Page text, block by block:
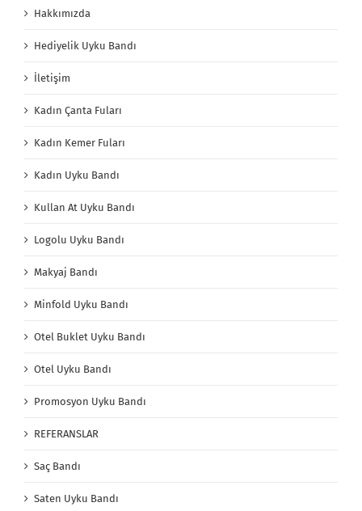
Hakkımızda
Hediyelik Uyku Bandı
İletişim
Kadın Çanta Fuları
Kadın Kemer Fuları
Kadın Uyku Bandı
Kullan At Uyku Bandı
Logolu Uyku Bandı
Makyaj Bandı
Minfold Uyku Bandı
Otel Buklet Uyku Bandı
Otel Uyku Bandı
Promosyon Uyku Bandı
REFERANSLAR
Saç Bandı
Saten Uyku Bandı